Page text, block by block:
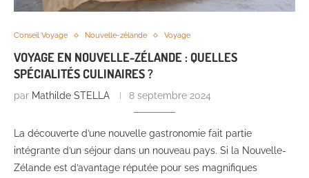
Conseil Voyage Nouvelle-zélande Voyage
VOYAGE EN NOUVELLE-ZÉLANDE : QUELLES
SPÉCIALITÉS CULINAIRES ?
par Mathilde STELLA 8 septembre 2024
La découverte d’une nouvelle gastronomie fait partie
intégrante d’un séjour dans un nouveau pays. Si la Nouvelle-
Zélande est d’avantage réputée pour ses magnifiques